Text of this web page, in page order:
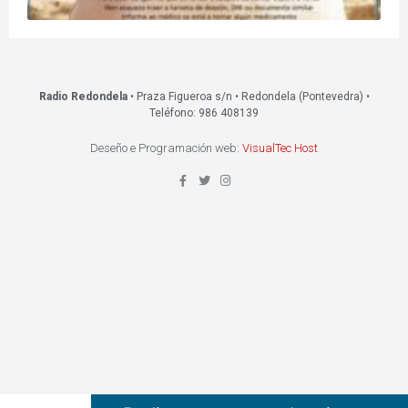
Radio Redondela• Praza Figueroa s/n • Redondela (Pontevedra) •
Teléfono: 986 408139
Deseño e Programación web: VisualTec Host